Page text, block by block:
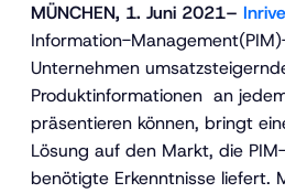
MÜNCHEN, 1. Juni 2021–
Information-
Unternehmen
Produktinformationen an
präsentieren können, bringt
Lösung auf den Markt, die
benötigte Erkenntnisse liefert.